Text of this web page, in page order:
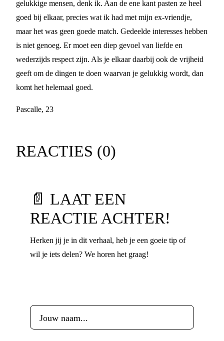
gelukkige mensen, denk ik. Aan de ene kant pasten ze heel
goed bij elkaar, precies wat ik had met mijn ex-vriendje,
maar het was geen goede match. Gedeelde interesses hebben
is niet genoeg. Er moet een diep gevoel van liefde en
wederzijds respect zijn. Als je elkaar daarbij ook de vrijheid
geeft om de dingen te doen waarvan je gelukkig wordt, dan
komt het helemaal goed.
Pascalle, 23
REACTIES (0)
📄 LAAT EEN
REACTIE ACHTER!
Herken jij je in dit verhaal, heb je een goeie tip of
wil je iets delen? We horen het graag!